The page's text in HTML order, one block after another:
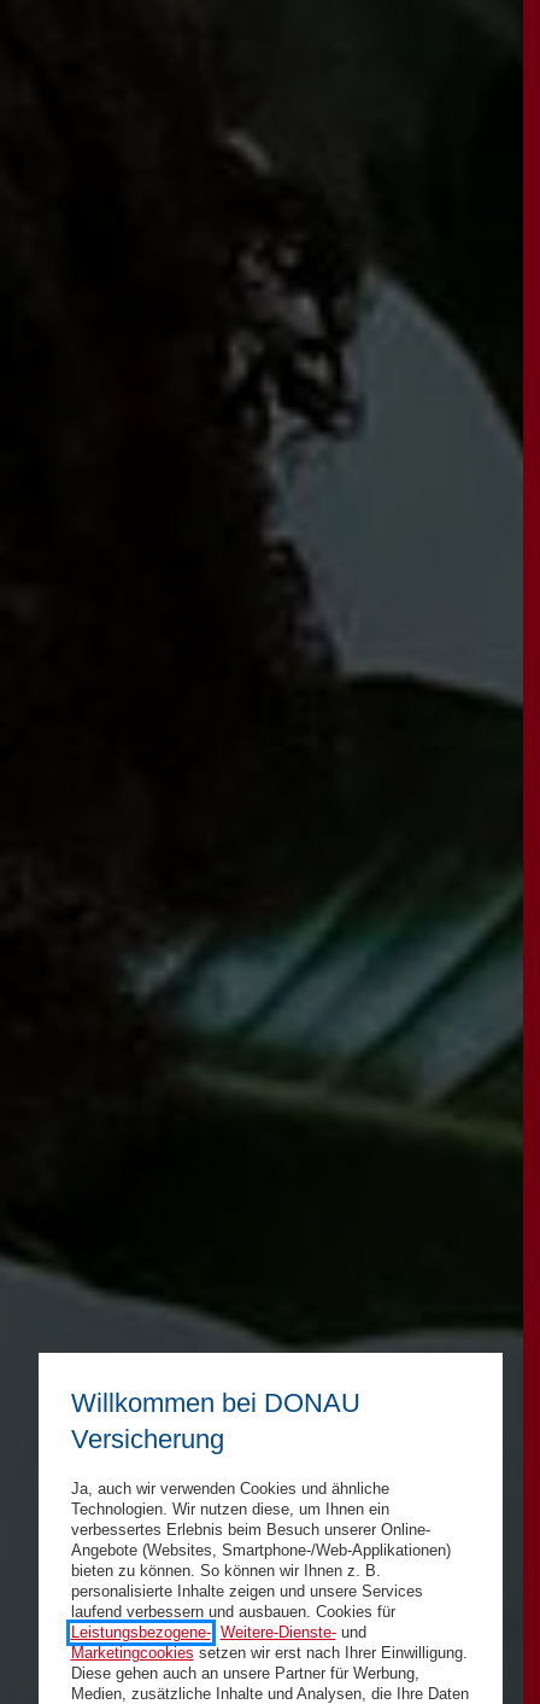
Willkommen bei DONAU
Versicherung
Ja, auch wir verwenden Cookies und ähnliche
Technologien. Wir nutzen diese, um Ihnen ein
verbessertes Erlebnis beim Besuch unserer Online-
Angebote (Websites, Smartphone-/Web-Applikationen)
bieten zu können. So können wir Ihnen z. B.
personalisierte Inhalte zeigen und unsere Services
laufend verbessern und ausbauen. Cookies für
Leistungsbezogene-, Weitere-Dienste-und
Marketingcookies setzen wir erst nach Ihrer Einwilligung.
Diese gehen auch an unsere Partner für Werbung,
Medien, zusätzliche Inhalte und Analysen, die Ihre Daten